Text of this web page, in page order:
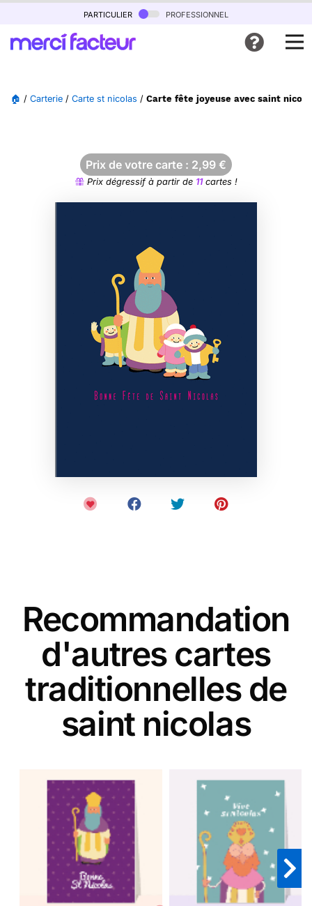
particulier professionnel
🏠 / Carterie / Carte st nicolas / Carte fête joyeuse avec saint
Prix de votre carte : 2,99 €
Prix dégressif à partir de 11cartes !
Recommandation
d'autres cartes
traditionnelles de
saint nicolas